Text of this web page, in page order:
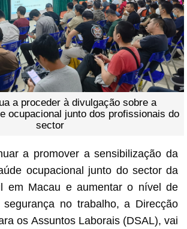
a proceder à divulgação sobre a
ocupacional junto dos profissionais do
sector
a promover a sensibilização da
ocupacional junto do sector da
em Macau e aumentar o nível de
segurança no trabalho, a Direcção
os Assuntos Laborais (DSAL), vai